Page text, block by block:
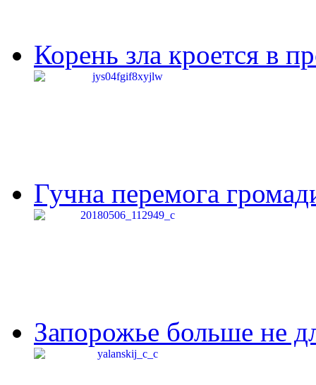
Корень зла кроется в
Гучна перемога
Запорожье больше не